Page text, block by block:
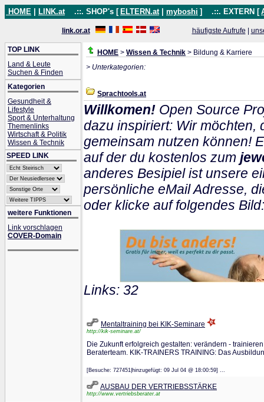
HOME LINK.at .::. SHOP's [ ELTERN.at myboshi ] .::. EXTERN [
link.or.at häufigste Aufrufe
TOP LINK
Land & Leute
Suchen & Finden
Kategorien
Gesundheit &
Lifestyle
Sport & Unterhaltung
Themenlinks
Wirtschaft & Politik
Wissen & Technik
SPEED LINK
weitere Funktionen
Link vorschlagen
COVER-Domain
HOME > Wissen & Technik > Bildung & Karriere
> Unterkategorien:
Sprachtools.at
Willkomen! Open Source
dazu inspiriert: Wir möchten,
gemeinsam nutzen können!
auf der du kostenlos zum
anderes Besipiel ist unsere
persönliche eMail Adresse,
oder klicke auf folgendes Bild:
Links: 32
Mentaltraining bei KIK-Seminare
http://kik-seminare.at/
Die Zukunft erfolgreich gestalten: verändern -
Beraterteam. KIK-TRAINERS TRAINING: Das
[Besuche: 727451|hinzugefügt: 09 Jul 04 @ 18:00:59] ...
AUSBAU DER VERTRIEBSSTÄRKE
http://www.vertriebsberater.at